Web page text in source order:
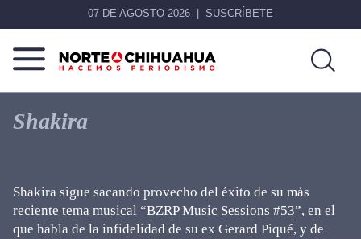
07 DE AGOSTO 2026 SUSCRÍBETE
Norte
De
Chihuahua
Más
que
noticias,
Shakira
Shakira sigue sacando provecho del éxito de su más
reciente tema musical “BZRP Music Sessions #53”, en el
que habla de la infidelidad de su ex Gerard Piqué, y de